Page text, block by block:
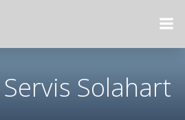
Solahart